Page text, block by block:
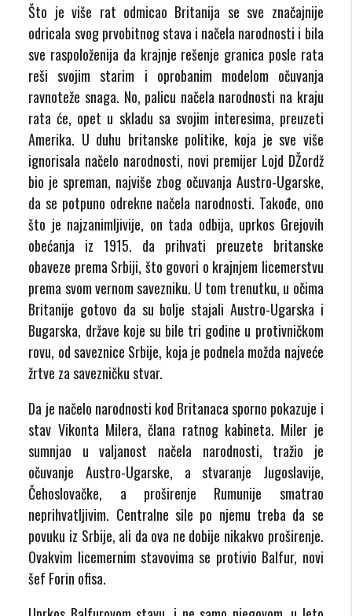
Što je više rat odmicao Britanija se sve značajnije
odricala svog prvobitnog stava i načela narodnosti i bila
sve raspoloženija da krajnje rešenje granica posle rata
reši svojim starim i oprobanim modelom očuvanja
ravnoteže snaga. No, palicu načela narodnosti na kraju
rata će, opet u skladu sa svojim interesima, preuzeti
Amerika. U duhu britanske politike, koja je sve više
ignorisala načelo narodnosti, novi premijer Lojd DŽordž
bio je spreman, najviše zbog očuvanja Austro-Ugarske,
da se potpuno odrekne načela narodnosti. Takođe, ono
što je najzanimljivije, on tada odbija, uprkos Grejovih
obećanja iz 1915. da prihvati preuzete britanske
obaveze prema Srbiji, što govori o krajnjem licemerstvu
prema svom vernom savezniku. U tom trenutku, u očima
Britanije gotovo da su bolje stajali Austro-Ugarska i
Bugarska, države koje su bile tri godine u protivničkom
rovu, od saveznice Srbije, koja je podnela možda najveće
žrtve za savezničku stvar.
Da je načelo narodnosti kod Britanaca sporno pokazuje i
stav Vikonta Milera, člana ratnog kabineta. Miler je
sumnjao u valjanost načela narodnosti, tražio je
očuvanje Austro-Ugarske, a stvaranje Jugoslavije,
Čehoslovačke, a proširenje Rumunije smatrao
neprihvatljivim. Centralne sile po njemu treba da se
povuku iz Srbije, ali da ova ne dobije nikakvo proširenje.
Ovakvim licemernim stavovima se protivio Balfur, novi
šef Forin ofisa.